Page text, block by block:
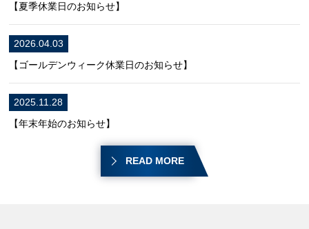
【夏季休業日のお知らせ】
2026.04.03
【ゴールデンウィーク休業日のお知らせ】
2025.11.28
【年末年始のお知らせ】
【事例紹介】内容（提案箇所）マンション一室の内装・設備工事
READ MORE